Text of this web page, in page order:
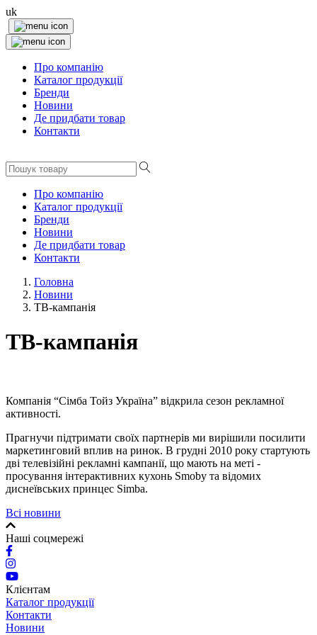
uk
Про компанію
Каталог продукції
Бренди
Новини
Де придбати товар
Контакти
Про компанію
Каталог продукції
Бренди
Новини
Де придбати товар
Контакти
Головна
Новини
ТВ-кампанія
ТВ-кампанія
Компанія “Сімба Тойз Україна” відкрила сезон рекламної
активності.
Прагнучи підтримати своїх партнерів ми вирішили посилити
маркетинговий вплив на ринок. В грудні 2010 року стартують
дві телевізійні рекламні кампанії, що мають на меті -
просування інтерактивних кухонь Smoby та відомих
диснеївських принцес Simba.
Всі новини
Наші соцмережі
Клієнтам
Каталог продукції
Контакти
Новини